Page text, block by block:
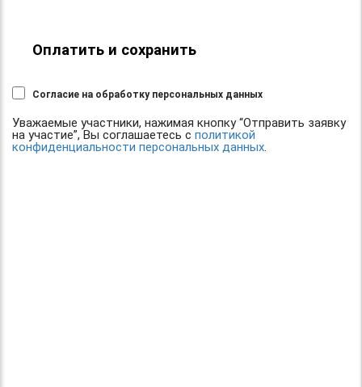
Оплатить и сохранить
Согласие на обработку персональных данных
Уважаемые участники, нажимая кнопку “Отправить заявку
на участие”, Вы соглашаетесь с политикой
конфиденциальности персональных данных.